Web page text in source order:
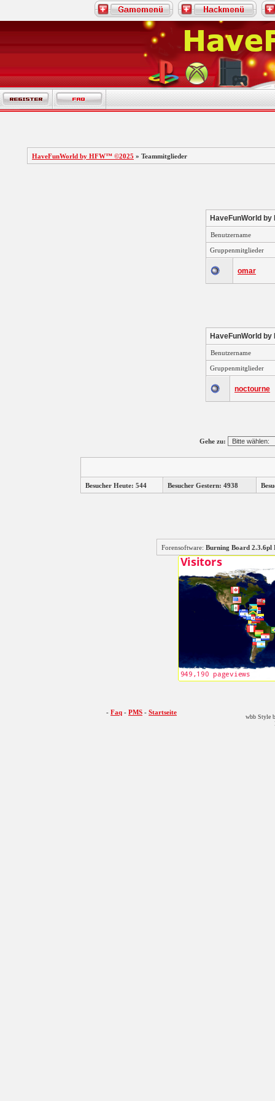
HaveFunWorld by HFW™ ©2025 » Teammitglieder
HaveFunWorld
Benutzername
Gruppenmitglieder
omar
HaveFunWorld
Benutzername
Gruppenmitglieder
noctourne
Gehe zu:
Besucher Heute: 544 Besucher Gestern: 4938
Forensoftware: Burning Board
- Faq - PMS - Startseite
wbb Style